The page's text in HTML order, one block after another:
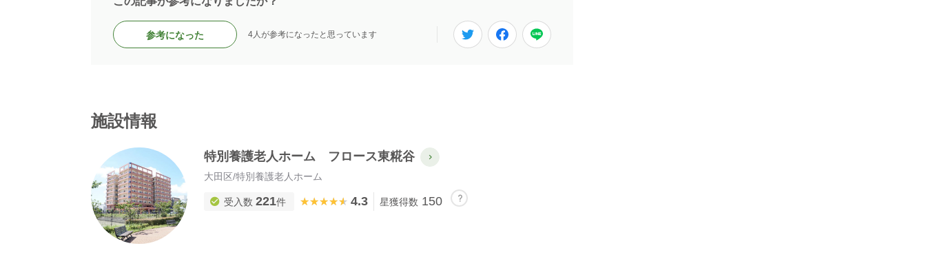
参考になった 4人が参考になったと思っています
施設情報
特別養護老人ホーム フロース東糀谷
大田区/特別養護老人ホーム
受入数 221件 ★★★★★
★★★★★ 4.3 星獲得数 150